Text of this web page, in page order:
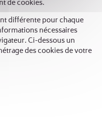
de cookies.
différente pour chaque
nécessaires
Ci-dessous un
des cookies de votre